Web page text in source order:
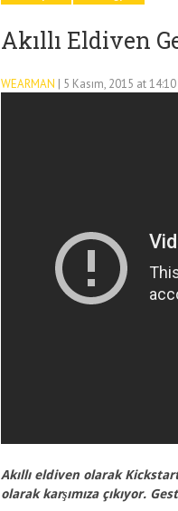
Akıllı Eldiven
WEARMAN | 5 Kasım, 2015 at 14:10
Akıllı eldiven olarak
olarak karşımıza çıkıyor.